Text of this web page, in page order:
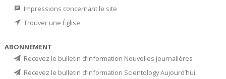
Impressions concernant le site
Trouver une Église
ABONNEMENT
Recevez le bulletin d’information Nouvelles journalières
Recevez le bulletin d’information Scientology Aujourd’hui